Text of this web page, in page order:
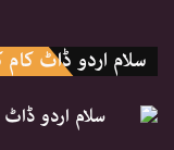
سلام اردو ڈاٹ